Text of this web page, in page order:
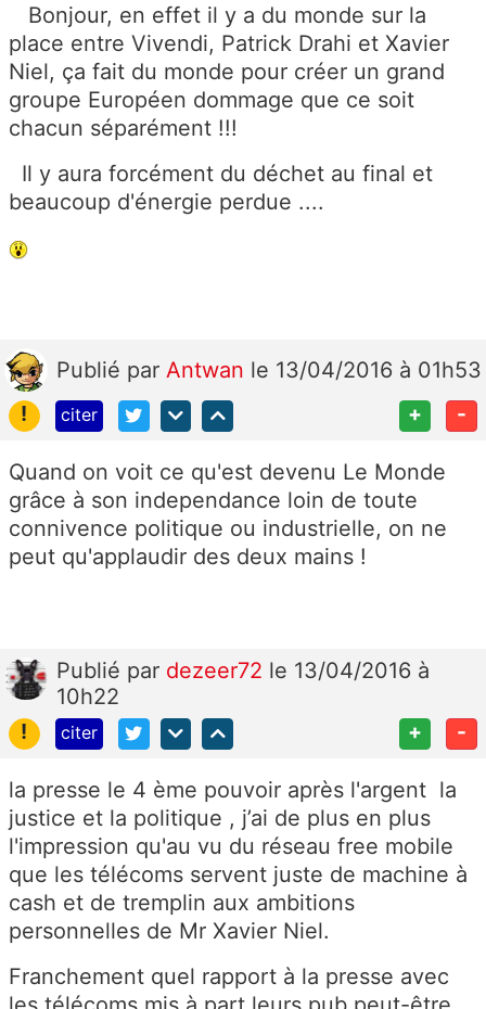
Bonjour, en effet il y a du monde sur la
place entre Vivendi, Patrick Drahi et Xavier
Niel, ça fait du monde pour créer un grand
groupe Européen dommage que ce soit
chacun séparément !!!
Il y aura forcément du déchet au final et
beaucoup d'énergie perdue ....
Publié par Antwan le 13/04/2016 à 01h53
!
citer + -
Quand on voit ce qu'est devenu Le Monde
grâce à son independance loin de toute
connivence politique ou industrielle, on ne
peut qu'applaudir des deux mains !
Publié par dezeer72 le 13/04/2016 à
10h22
!
citer + -
la presse le 4 ème pouvoir après l'argent la
justice et la politique , j’ai de plus en plus
l'impression qu'au vu du réseau free mobile
que les télécoms servent juste de machine à
cash et de tremplin aux ambitions
personnelles de Mr Xavier Niel.
Franchement quel rapport à la presse avec